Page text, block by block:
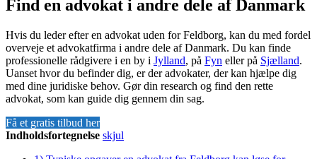
Find en advokat i andre dele af Danmark
Hvis du leder efter en advokat uden for Feldborg, kan du med fordel
overveje et advokatfirma i andre dele af Danmark. Du kan finde
professionelle rådgivere i en by i Jylland, på Fyn eller på Sjælland.
Uanset hvor du befinder dig, er der advokater, der kan hjælpe dig
med dine juridiske behov. Gør din research og find den rette
advokat, som kan guide dig gennem din sag.
Få et gratis tilbud her
Indholdsfortegnelse skjul